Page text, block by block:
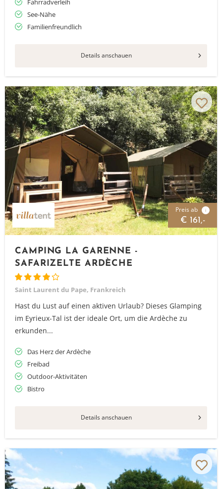
Fahrradverleih
See-Nähe
Familienfreundlich
Details anschauen
Preis ab i
€ 161,-
CAMPING LA GARENNE -
SAFARIZELTE ARDÈCHE
Saint Lau­rent du Pape, Frankreich
Hast du Lust auf einen aktiven Urlaub? Dieses Glamping
im Eyrieux-Tal ist der ideale Ort, um die Ardèche zu
erkunden...
Das Herz der Ardèche
Freibad
Outdoor-Aktivitäten
Bistro
Details anschauen